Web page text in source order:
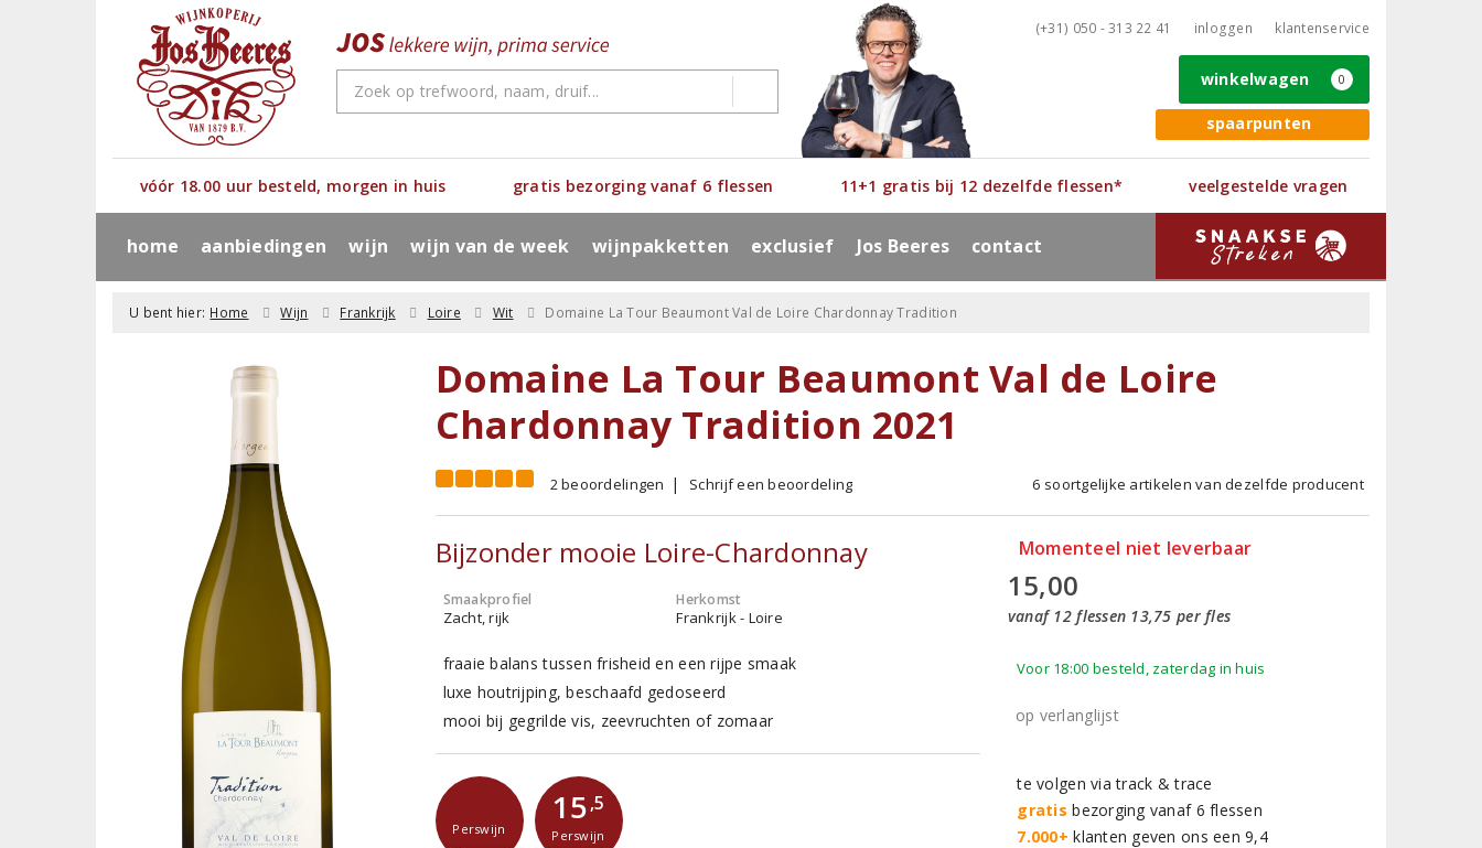
(+31) 050 - 313 22 41 inloggen klantenservice
spaarpunten
winkelwagen 0
vóór 18.00 uur besteld, morgen in huis gratis bezorging vanaf 6 flessen 11+1 gratis bij 12 dezelfde flessen* veelgestelde vragen
home aanbiedingen wijn wijn van de week wijnpakketten exclusief Jos Beeres contact
U bent hier: Home Wijn Frankrijk Loire Wit Domaine La Tour Beaumont Val de Loire Chardonnay Tradition
Domaine La Tour Beaumont Val de Loire
Chardonnay Tradition 2021
2 beoordelingen Schrijf een beoordeling 6 soortgelijke artikelen van dezelfde producent
Bijzonder mooie Loire-Chardonnay
Smaakprofiel
Zacht, rijk
Herkomst
Frankrijk - Loire
fraaie balans tussen frisheid en een rijpe smaak
luxe houtrijping, beschaafd gedoseerd
mooi bij gegrilde vis, zeevruchten of zomaar
Perswijn
15,5
Perswijn
Momenteel niet leverbaar
15,00
vanaf 12 flessen 13,75 per fles
Voor 18:00 besteld, zaterdag in huis
op verlanglijst
te volgen via track & trace
gratis bezorging vanaf 6 flessen
7.000+ klanten geven ons een 9,4